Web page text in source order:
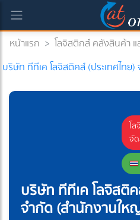
หน้าแรก > โลจิสติกส์ คลังสินค้า แ
บริษัท ทีทีเค โลจิสติคส์ (ประเทศไทย
โ
จั
บริษัท ทีทีเค โลจิสติค
จำกัด (สำนักงานให